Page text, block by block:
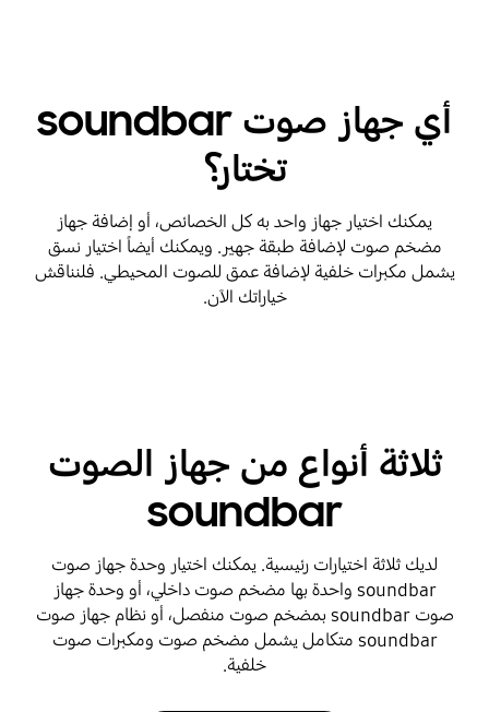
أي جهاز صوت soundbar
تختار؟
يمكنك اختيار جهاز واحد به كل الخصائص، أو إضافة جهاز
مضخم صوت لإضافة طبقة جهير. ويمكنك أيضاً اختيار نسق
يشمل مكبرات خلفية لإضافة عمق للصوت المحيطي. فلنناقش
خياراتك الآن.
ثلاثة أنواع من جهاز الصوت
soundbar
لديك ثلاثة اختيارات رئيسية. يمكنك اختيار وحدة جهاز صوت
soundbar واحدة بها مضخم صوت داخلي، أو وحدة جهاز
صوت soundbar بمضخم صوت منفصل، أو نظام جهاز صوت
soundbar متكامل يشمل مضخم صوت ومكبرات صوت
خلفية.